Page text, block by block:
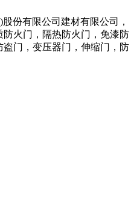
份有限公司建材有限公司，
火门，隔热防火门，免漆防
门，变压器门，伸缩门，防